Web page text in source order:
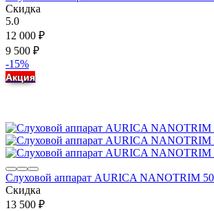
Скидка
5.0
12 000 ₽
9 500 ₽
-15%
Акция
Слуховой аппарат AURICA NANOTRIM
Скидка
13 500 ₽